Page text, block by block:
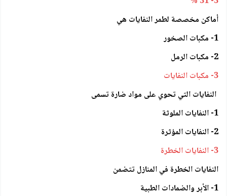
أماكن مخصصة لطمر النفايات هي
1- مكبات الصخور
2- مكبات الرمل
3- مكبات النفايات
النفايات التي تحوي على مواد ضارة تسمى
1- النفايات الملوثة
2- النفايات المؤثرة
3- النفايات الخطرة
النفايات الخطرة في المنازل تتضمن
1- الأبر والضمادات الطبية